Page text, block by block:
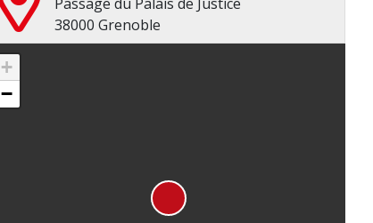
38000 Grenoble
+
−